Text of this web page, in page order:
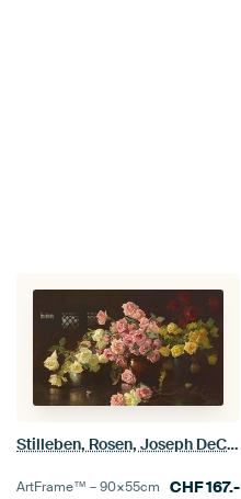
Stilleben, Rosen, Joseph DeCamp
ArtFrame™ –90×55cm CHF167.-